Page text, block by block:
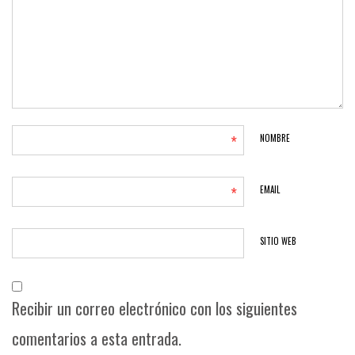
NOMBRE
*
EMAIL
*
SITIO WEB
Recibir un correo electrónico con los siguientes
comentarios a esta entrada.